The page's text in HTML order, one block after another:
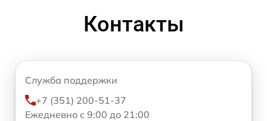
Контакты
Служба поддержки
+7 (351) 200-51-37
Ежедневно с 9:00 до 21:00